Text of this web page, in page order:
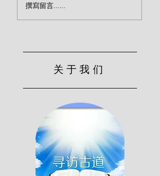
（汤姆·华森）
撰寫留言......
关于我们